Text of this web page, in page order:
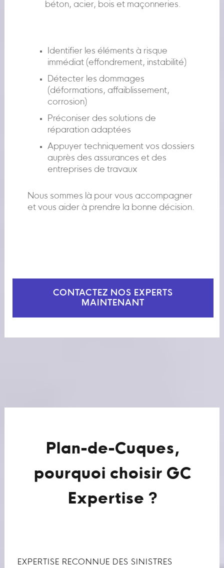
béton, acier, bois et maçonneries.
Identifier les éléments à risque
immédiat (effondrement, instabilité)
Détecter les dommages
(déformations, affaiblissement,
corrosion)
Préconiser des solutions de
réparation adaptées
Appuyer techniquement vos dossiers
auprès des assurances et des
entreprises de travaux
Nous sommes là pour vous accompagner
et vous aider à prendre la bonne décision.
CONTACTEZ NOS EXPERTS
MAINTENANT
Plan-de-Cuques,
pourquoi choisir GC
Expertise ?
EXPERTISE RECONNUE DES SINISTRES